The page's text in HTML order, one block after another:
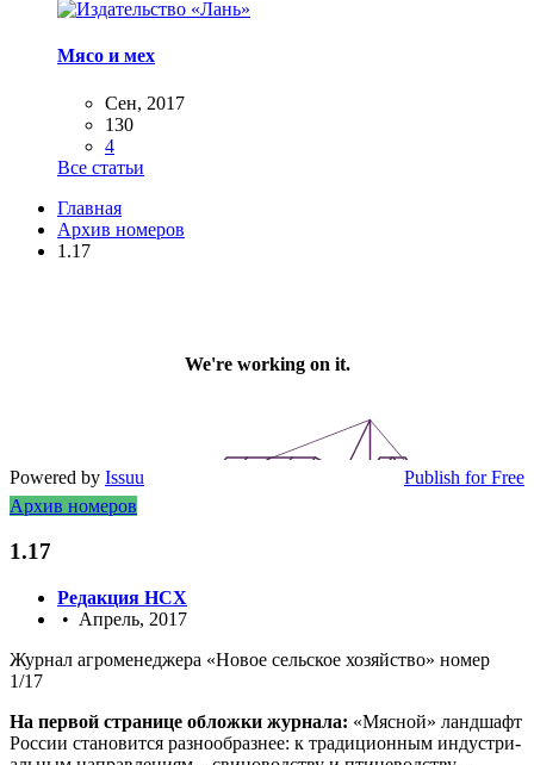
Мясо и мех
Сен, 2017
130
4
Все статьи
Главная
Архив номеров
1.17
Powered by Issuu
Publish for Free
Архив номеров
1.17
Редакция НСХ
• Апрель, 2017
Жур­нал агро­ме­не­дже­ра «Новое сель­ское хозяй­ство» номер
1/17
На пер­вой стра­ни­це облож­ки жур­на­ла: «Мяс­ной» ланд­шафт
Рос­сии ста­но­вит­ся раз­но­об­раз­нее: к тра­ди­ци­он­ным инду­стри­